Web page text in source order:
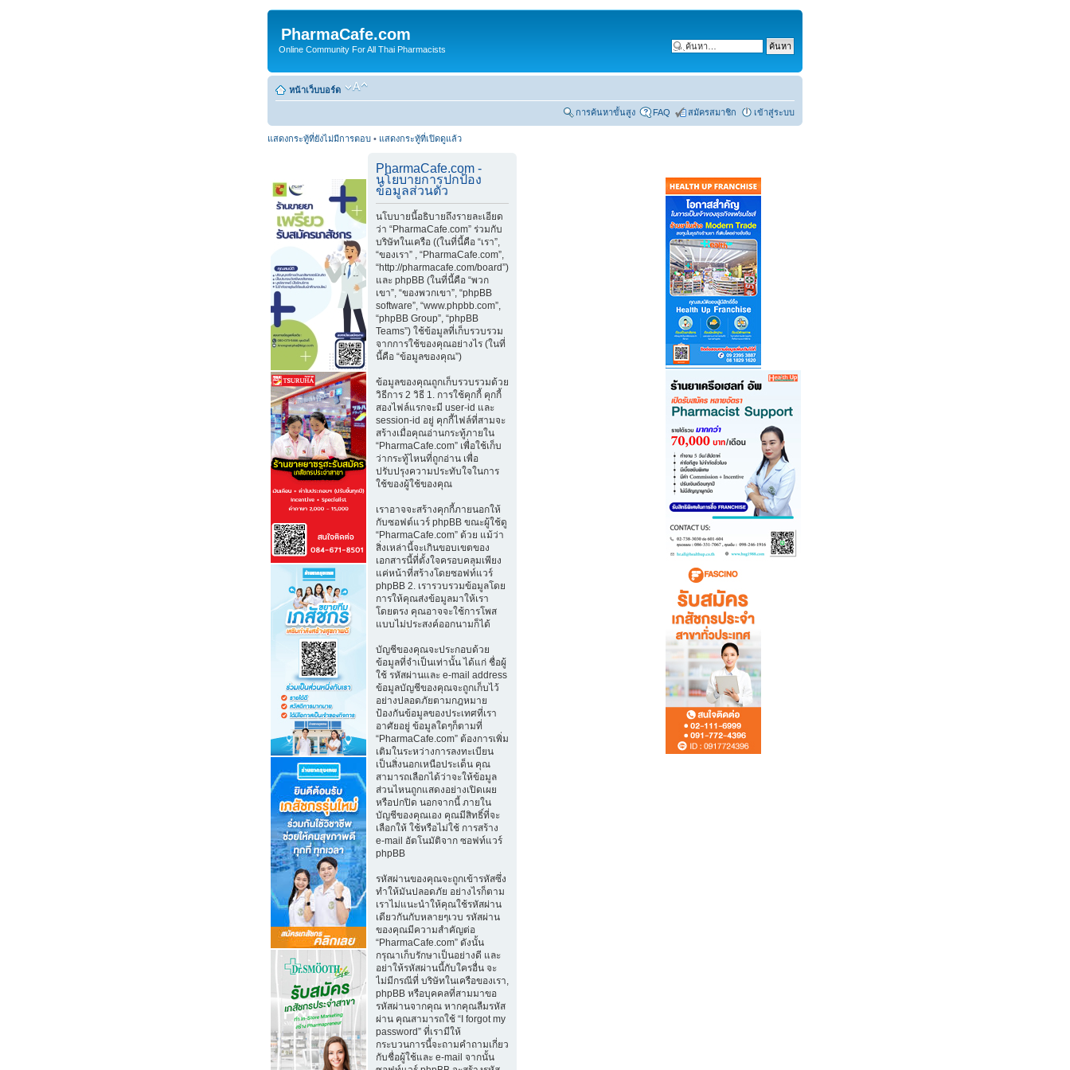
PharmaCafe.com
Online Community For All Thai Pharmacists
หน้าเว็บบอร์ด
การค้นหาขั้นสูง FAQ สมัครสมาชิก เข้าสู่ระบบ
แสดงกระทู้ที่ยังไม่มีการตอบ • แสดงกระทู้ที่เปิดดูแล้ว
PharmaCafe.com -
นโยบายการปกป้อง
ข้อมูลส่วนตัว
นโบบายนี้อธิบายถึงรายละเอียด
ว่า “PharmaCafe.com” ร่วมกับ
บริษัทในเครือ ((ในที่นี้คือ “เรา”,
“ของเรา” , “PharmaCafe.com”,
“http://pharmacafe.com/board”)
และ phpBB (ในที่นี้คือ “พวก
เขา”, “ของพวกเขา”, “phpBB
software”, “www.phpbb.com”,
“phpBB Group”, “phpBB
Teams”) ใช้ข้อมูลที่เก็บรวบรวม
จากการใช้ของคุณอย่างไร (ในที่
นี้คือ “ข้อมูลของคุณ”)
ข้อมูลของคุณถูกเก็บรวบรวมด้วย
วิธีการ 2 วิธี 1. การใช้คุกกี้ คุกกี้
สองไฟล์แรกจะมี user-id และ
session-id อยู่ คุกกี้ไฟล์ที่สามจะ
สร้างเมื่อคุณอ่านกระทู้ภายใน
“PharmaCafe.com” เพื่อใช้เก็บ
ว่ากระทู้ไหนที่ถูกอ่าน เพื่อ
ปรับปรุงความประทับใจในการ
ใช้ของผู้ใช้ของคุณ
เราอาจจะสร้างคุกกี้ภายนอกให้
กับซอฟต์แวร์ phpBB ขณะผู้ใช้ดู
“PharmaCafe.com” ด้วย แม้ว่า
สิ่งเหล่านี้จะเกินขอบเขตของ
เอกสารนี้ที่ตั้งใจครอบคลุมเพียง
แค่หน้าที่สร้างโดยซอฟท์แวร์
phpBB 2. เรารวบรวมข้อมูลโดย
การให้คุณส่งข้อมูลมาให้เรา
โดยตรง คุณอาจจะใช้การโพส
แบบไม่ประสงค์ออกนามก็ได้
บัญชีของคุณจะประกอบด้วย
ข้อมูลที่จำเป็นเท่านั้น ได้แก่ ชื่อผู้
ใช้ รหัสผ่านและ e-mail address
ข้อมูลบัญชีของคุณจะถูกเก็บไว้
อย่างปลอดภัยตามกฎหมาย
ป้องกันข้อมูลของประเทศที่เรา
อาศัยอยู่ ข้อมูลใดๆก็ตามที่
“PharmaCafe.com” ต้องการเพิ่ม
เติมในระหว่างการลงทะเบียน
เป็นสิ่งนอกเหนือประเด็น คุณ
สามารถเลือกได้ว่าจะให้ข้อมูล
ส่วนไหนถูกแสดงอย่างเปิดเผย
หรือปกปิด นอกจากนี้ ภายใน
บัญชีของคุณเอง คุณมีสิทธิ์ที่จะ
เลือกให้ ใช้หรือไม่ใช้ การสร้าง
e-mail อัตโนมัติจาก ซอฟท์แวร์
phpBB
รหัสผ่านของคุณจะถูกเข้ารหัสซึ่ง
ทำให้มันปลอดภัย อย่างไรก็ตาม
เราไม่แนะนำให้คุณใช้รหัสผ่าน
เดียวกันกับหลายๆเวบ รหัสผ่าน
ของคุณมีความสำคัญต่อ
“PharmaCafe.com” ดังนั้น
กรุณาเก็บรักษาเป็นอย่างดี และ
อย่าให้รหัสผ่านนี้กับใครอื่น จะ
ไม่มีกรณีที่ บริษัทในเครือของเรา,
phpBB หรือบุคคลที่สามมาขอ
รหัสผ่านจากคุณ หากคุณลืมรหัส
ผ่าน คุณสามารถใช้ “I forgot my
password” ที่เรามีให้
กระบวนการนี้จะถามคำถามเกี่ยว
กับชื่อผู้ใช้และ e-mail จากนั้น